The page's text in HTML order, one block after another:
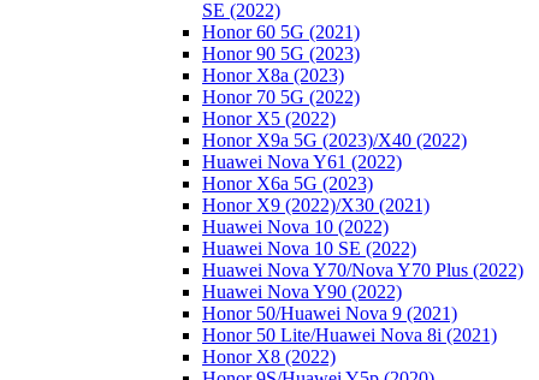
SE (2022)
Honor 60 5G (2021)
Honor 90 5G (2023)
Honor X8a (2023)
Honor 70 5G (2022)
Honor X5 (2022)
Honor X9a 5G (2023)/Х40 (2022)
Huawei Nova Y61 (2022)
Honor X6a 5G (2023)
Honor X9 (2022)/Х30 (2021)
Huawei Nova 10 (2022)
Huawei Nova 10 SE (2022)
Huawei Nova Y70/Nova Y70 Plus (2022)
Huawei Nova Y90 (2022)
Honor 50/Huawei Nova 9 (2021)
Honor 50 Lite/Huawei Nova 8i (2021)
Honor X8 (2022)